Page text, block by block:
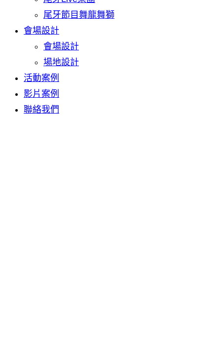
尾牙節目舞龍舞獅
會場設計
會場設計
場地設計
活動案例
影片案例
聯絡我們